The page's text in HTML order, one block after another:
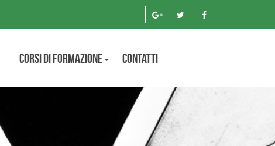
Corsi di formazione Contatti